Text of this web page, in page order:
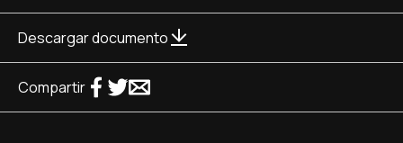
Descargar documento
Compartir